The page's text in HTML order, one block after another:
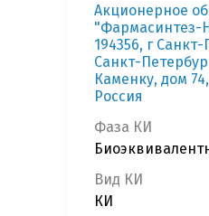
Акционерное
"Фармасинтез-
194356, г
Санкт-
Каменку, дом
Россия
Фаза КИ
Вид КИ
КИ